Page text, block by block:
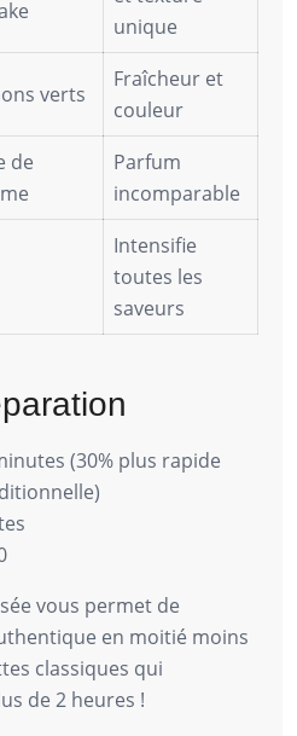
unique
verts
Fraîcheur et
couleur
de
Parfum
incomparable
Intensifie
toutes les
saveurs
(30% plus rapide
vous permet de
en moitié moins
classiques qui
de 2 heures !